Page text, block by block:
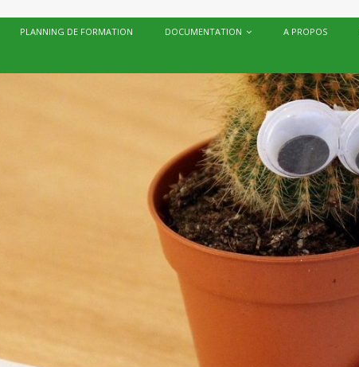
PLANNING DE FORMATION DOCUMENTATION A PROPOS